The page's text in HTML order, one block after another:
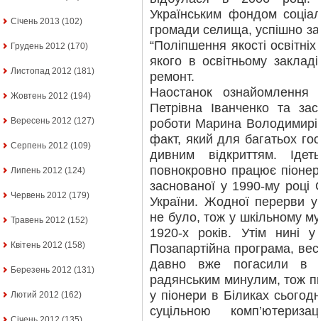
Січень 2013 (102)
Грудень 2012 (170)
Листопад 2012 (181)
Жовтень 2012 (194)
Вересень 2012 (127)
Серпень 2012 (109)
Липень 2012 (124)
Червень 2012 (179)
Травень 2012 (152)
Квітень 2012 (158)
Березень 2012 (131)
Лютий 2012 (162)
Українським фондом
громади селища, успішно
“Поліпшення якості
якого в освітньому
ремонт.
Наостанок
Петрівна Іванченко та
роботи Марина
факт, який для багатьох
дивним відкриттям.
повнокровно працює
заснованої у 1990-му році
України. Жодної перерви у
не було, тож у шкільному
1920-х років. Утім нині
Позапартійна програма,
давно вже погасили в
радянським минулим, тож
у піонери в Біликах
суцільною